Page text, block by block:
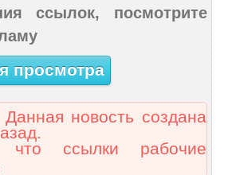
ссылок, посмотрите
просмотра
Данная новость создана
что ссылки рабочие